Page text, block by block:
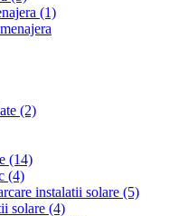
(1)
(2)
(14)
(4)
instalatii solare (5)
solare (4)